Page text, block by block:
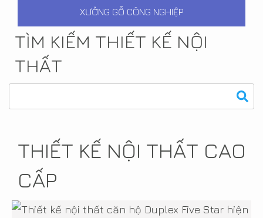
XƯỞNG GỖ CÔNG NGHIỆP
TÌM KIẾM THIẾT KẾ NỘI
THẤT
THIẾT KẾ NỘI THẤT CAO
CẤP